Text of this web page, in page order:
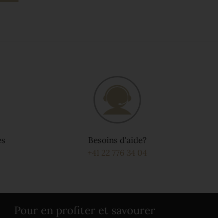
Besoins d'aide?
+41 22 776 34 04
Pour en profiter et savourer